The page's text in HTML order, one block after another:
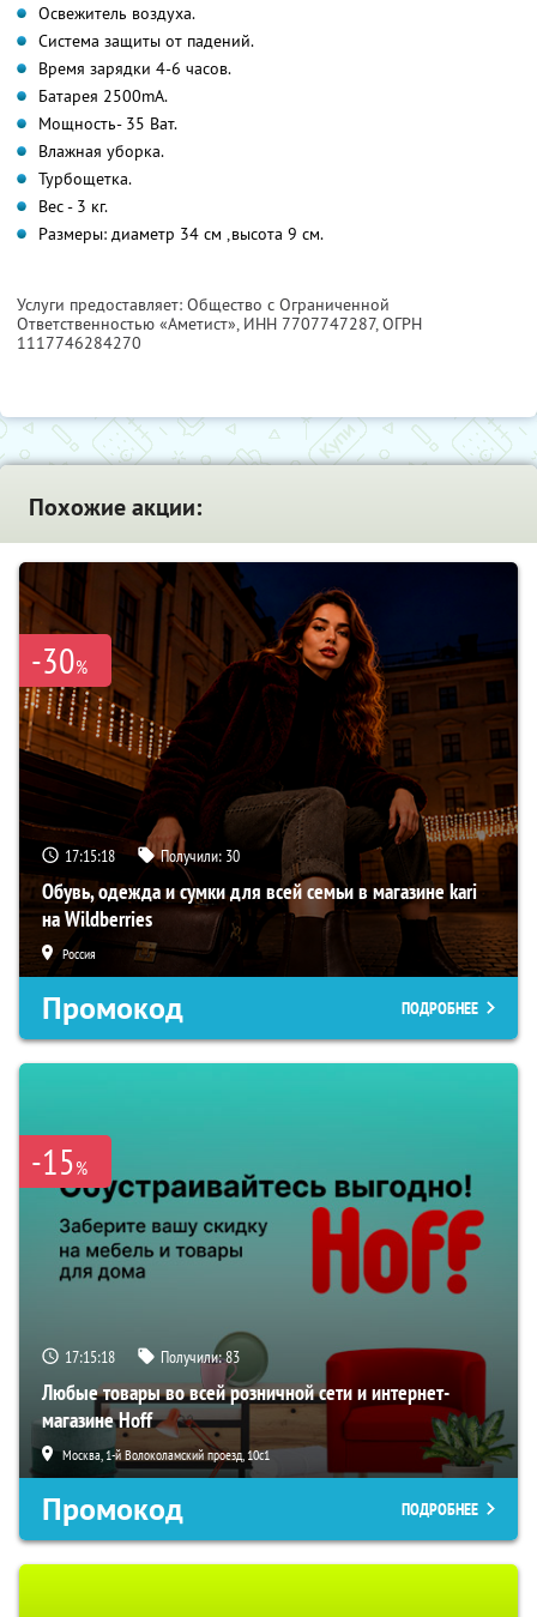
Освежитель воздуха.
Система защиты от падений.
Время зарядки 4-6 часов.
Батарея 2500mA.
Мощность- 35 Ват.
Влажная уборка.
Турбощетка.
Вес - 3 кг.
Размеры: диаметр 34 см ,высота 9 см.
Услуги предоставляет: Общество с Ограниченной
Ответственностью «Аметист», ИНН 7707747287, ОГРН
1117746284270
Похожие акции:
-30%
17:15:18 Получили: 30
Обувь, одежда и сумки для всей семьи в магазине kari
на Wildberries
Россия
Промокод ПОДРОБНЕЕ
-15%
17:15:18 Получили:83
Любые товары во всей розничной сети и интернет-
магазине Hoff
Москва, 1-й Волоколамский проезд, 10с1
Промокод ПОДРОБНЕЕ